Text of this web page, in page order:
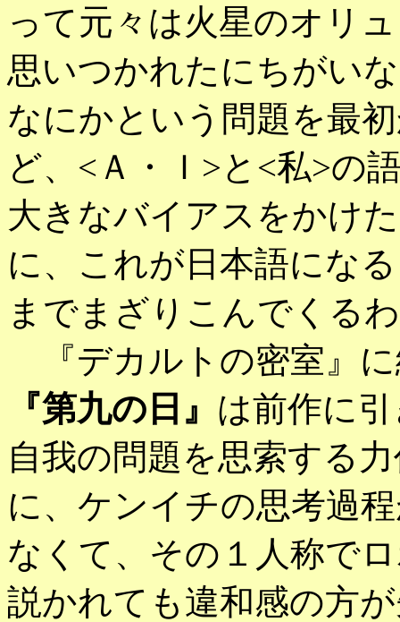
って元々は火星のオリ
思いつかれたにちがい
なにかという問題を最
ど、<Ａ・Ｉ>と<私>の
大きなバイアスをかけ
に、これが日本語にな
までまざりこんでくる
『デカルトの密室』
『第九の日』 は前作に
自我の問題を思索する
に、ケンイチの思考過
なくて、その１人称で
説かれても違和感の方